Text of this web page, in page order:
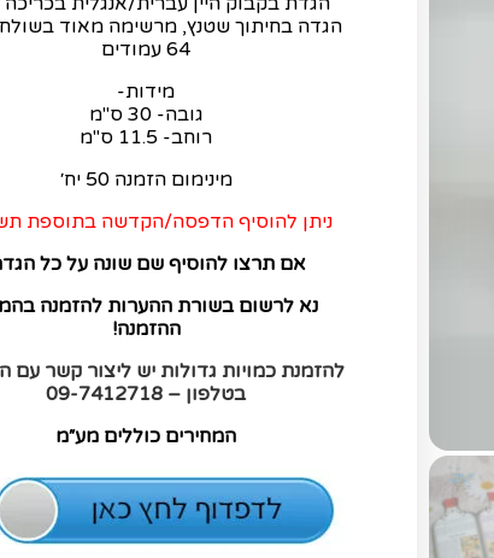
הגדה בחיתוך שטנץ, מרשימה מאוד
64 עמודים
מידות-
גובה- 30 ס"מ
רוחב- 11.5 ס"מ
מינימום הזמנה 50 יח׳
ניתן להוסיף הדפסה/הקדשה בתוספת
אם תרצו להוסיף שם שונה על כל
נא לרשום בשורת ההערות להזמנה
ההזמנה!
להזמנת כמויות גדולות יש ליצור קשר עם
בטלפון – 09-7412718
המחירים כוללים מע״מ